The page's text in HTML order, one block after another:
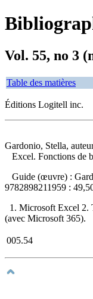
Vol. 55, no 3
Table des matières
Éditions Logitell inc.
Gardonio, Stella,
Excel. Fonctions de
Guide (œuvre) :
9782898211959 :
1. Microsoft Excel 2.
(avec Microsoft 365).
005.54